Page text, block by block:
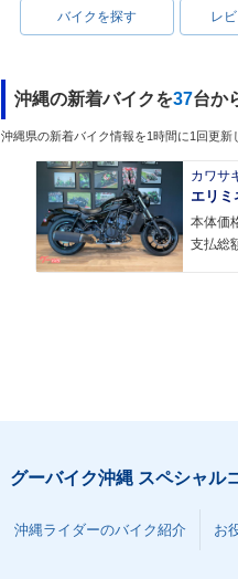
バイクを探す レ
沖縄の新着バイクを37台か
沖縄県の新着バイク情報を1時間に1回更新
カワサ
エリミ
本体価
支払総
グーバイク沖縄 スペシャル
沖縄ライダーのバイク紹介 お